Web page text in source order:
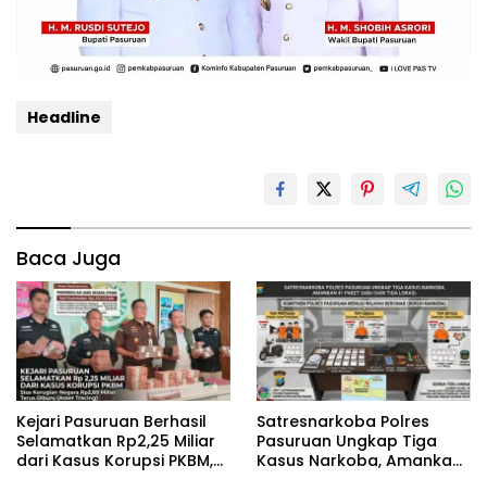
Headline
Baca Juga
Kejari Pasuruan Berhasil
Selamatkan Rp2,25 Miliar
dari Kasus Korupsi PKBM,
‎Satresnarkoba Polres
Pasuruan Ungkap Tiga
Kasus Narkoba, Amankan